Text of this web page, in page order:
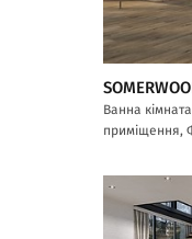
Ванна
приміщення,